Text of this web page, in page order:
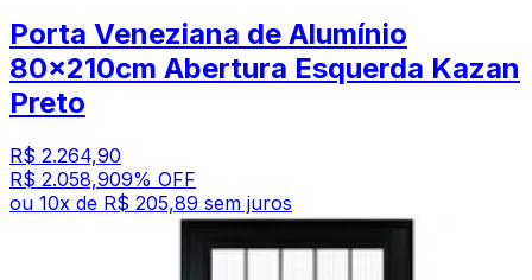
Porta Veneziana de Alumínio
80x210cm Abertura Esquerda Kazan
Preto
R$ 2.264,90
R$ 2.058,909% OFF
ou 10x de R$ 205,89 sem juros